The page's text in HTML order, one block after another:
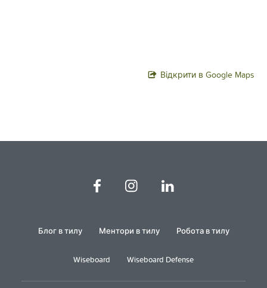
Відкрити в Google Maps
Блог в тилу Ментори в тилу Робота в тилу
Wiseboard Wiseboard Defense